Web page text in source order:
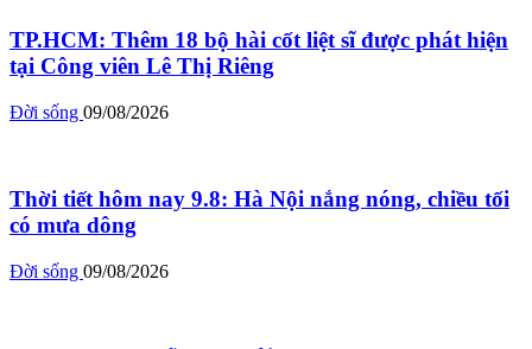
TP.HCM: Thêm 18 bộ hài cốt liệt sĩ được phát hiện
tại Công viên Lê Thị Riêng
Đời sống 09/08/2026
Thời tiết hôm nay 9.8: Hà Nội nắng nóng, chiều tối
có mưa dông
Đời sống 09/08/2026